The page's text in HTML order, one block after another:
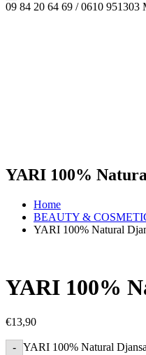
09 84 20 64 69 / 0610 951303
YARI 100%
Home
BEAUTY &
YARI 100% Natural
YARI 100%
€13,90
- YARI 100% Natural